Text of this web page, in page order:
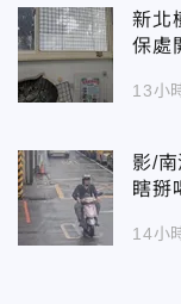
新北
保處
13小
影/
瞎掰
14小